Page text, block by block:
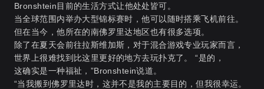
Bronshtein目前的生活方式让他处处皆可。
当全球范围内举办大型锦标赛时，他可以随时搭乘飞机前往。
但在当今，他所在的南佛罗里达地区也有很多选项。
除了在夏天会前往拉斯维加斯，对于混合游戏专业玩家而言，
世界上很难找到比这里更好的地方去玩扑克了。 “是的，
这确实是一种福祉，”Bronshtein说道。
“当我搬到佛罗里达时，这并不是我的主要目的，但我很幸运。